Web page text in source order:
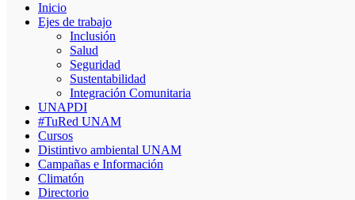
Inicio
Ejes de trabajo
Inclusión
Salud
Seguridad
Sustentabilidad
Integración Comunitaria
UNAPDI
#TuRed UNAM
Cursos
Distintivo ambiental UNAM
Campañas e Información
Climatón
Directorio